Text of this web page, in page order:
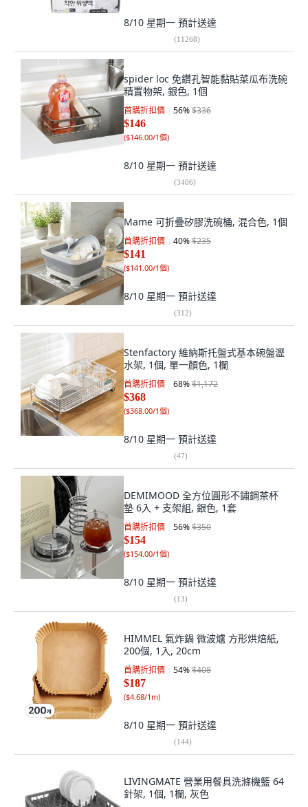
8/10 星期一 預計送達
(11268)
spider loc 免鑽孔智能黏貼菜瓜布洗碗
精置物架, 銀色, 1個
首購折扣價 56%$336
$146
($146.00/1個)
8/10 星期一 預計送達
(3406)
Mame 可折疊矽膠洗碗桶, 混合色, 1個
首購折扣價 40%$235
$141
($141.00/1個)
8/10 星期一 預計送達
(312)
Stenfactory 維納斯托盤式基本碗盤瀝
水架, 1個, 單一顏色, 1欄
首購折扣價 68%$1,172
$368
($368.00/1個)
8/10 星期一 預計送達
(47)
DEMIMOOD 全方位圓形不鏽鋼茶杯
墊 6入 + 支架組, 銀色, 1套
首購折扣價 56%$350
$154
($154.00/1個)
8/10 星期一 預計送達
(13)
HIMMEL 氣炸鍋 微波爐 方形烘焙紙,
200個, 1入, 20cm
首購折扣價 54%$408
$187
($4.68/1m)
8/10 星期一 預計送達
(144)
LIVINGMATE 營業用餐具洗滌機籃 64
針架, 1個, 1欄, 灰色